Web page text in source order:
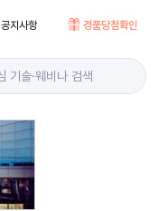
공지사항 경품당첨확인